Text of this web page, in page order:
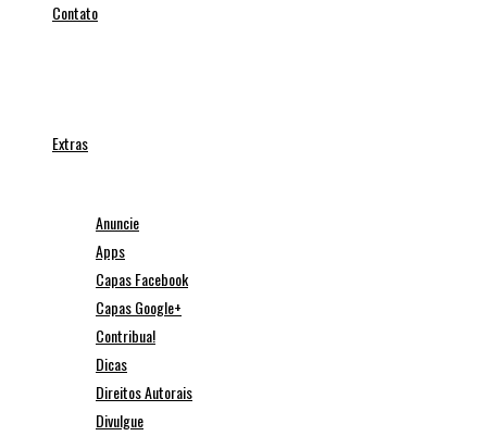
Contato
Extras
Anuncie
Apps
Capas Facebook
Capas Google+
Contribua!
Dicas
Direitos Autorais
Divulgue